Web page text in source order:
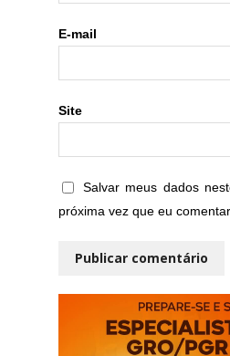
E-
Site
Salvar meus dados
próxima vez que eu comentar.